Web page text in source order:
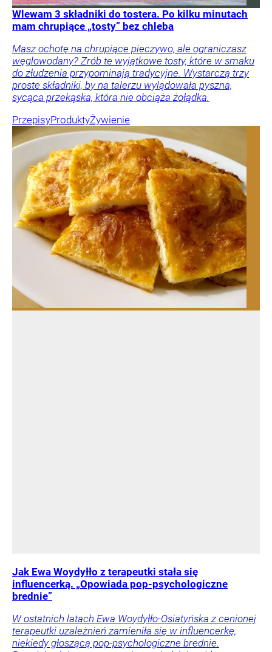
Wlewam 3 składniki do tostera. Po kilku minutach
mam chrupiące „tosty” bez chleba
Masz ochotę na chrupiące pieczywo, ale ograniczasz
węglowodany? Zrób te wyjątkowe tosty, które w smaku
do złudzenia przypominają tradycyjne. Wystarczą trzy
proste składniki, by na talerzu wylądowała pyszna,
sycąca przekąska, która nie obciąża żołądka.
PrzepisyProduktyŻywienie
Jak Ewa Woydyłło z terapeutki stała się
influencerką. „Opowiada pop-psychologiczne
brednie”
W ostatnich latach Ewa Woydyłło-Osiatyńska z cenionej
terapeutki uzależnień zamieniła się w influencerkę,
niekiedy głoszącą pop-psychologiczne brednie.